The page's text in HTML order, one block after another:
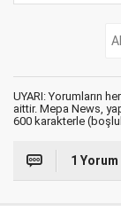
UYARI: Yorumların
aittir. Mepa News,
600 karakterle
1 Yorum